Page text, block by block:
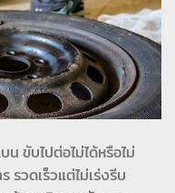
น ขับไปต่อไม่ได้หรือไม่
รวดเร็วแต่ไม่เร่งรีบ